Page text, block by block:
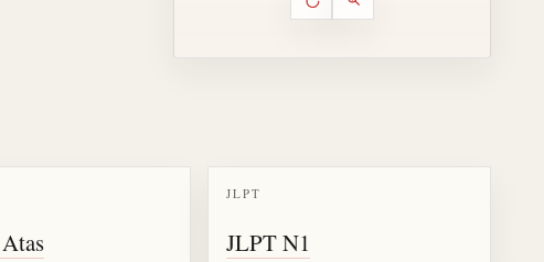
Kontrol animasi urutan
Putar ulang animasi
Perbesar animasi
untuk kanji 輝
JLPT
JLPT N1